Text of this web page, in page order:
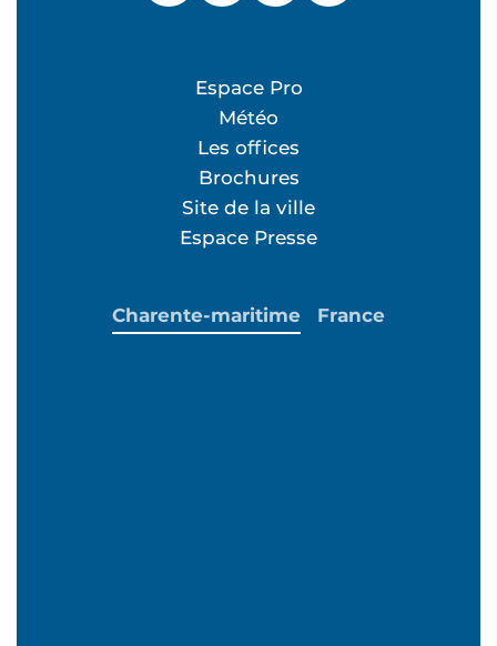
Espace Pro
Météo
Les offices
Brochures
Site de la ville
Espace Presse
Charente-maritime France